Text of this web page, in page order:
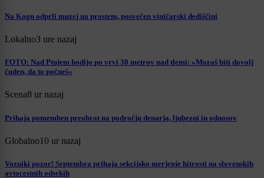
Na Kogu odprli muzej na prostem, posvečen viničarski dediščini
Lokalno3 ure nazaj
FOTO: Nad Ptujem hodijo po vrvi 30 metrov nad tlemi: »Moraš biti dovolj
čuden, da to počneš«
Scena8 ur nazaj
Prihaja pomemben preobrat na področju denarja, ljubezni in odnosov
Globalno10 ur nazaj
Vozniki pozor! Septembra prihaja sekcijsko merjenje hitrosti na slovenskih
avtocestnih odsekih